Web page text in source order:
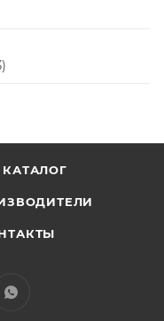
КАТАЛОГ